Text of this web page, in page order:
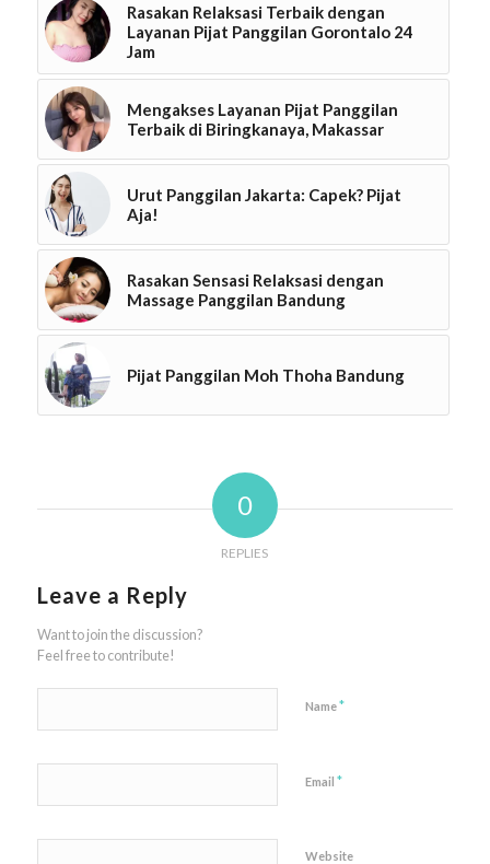
Rasakan Relaksasi Terbaik dengan
Layanan Pijat Panggilan Gorontalo 24
Jam
Mengakses Layanan Pijat Panggilan
Terbaik di Biringkanaya, Makassar
Urut Panggilan Jakarta: Capek? Pijat
Aja!
Rasakan Sensasi Relaksasi dengan
Massage Panggilan Bandung
Pijat Panggilan Moh Thoha Bandung
0
REPLIES
Leave a Reply
Want to join the discussion?
Feel free to contribute!
Name*
Email *
Website